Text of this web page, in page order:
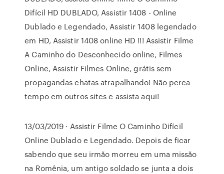
Difícil HD DUBLADO, Assistir 1408 - Online
Dublado e Legendado, Assistir 1408 legendado
em HD, Assistir 1408 online HD !!! Assistir Filme
A Caminho do Desconhecido online, Filmes
Online, Assistir Filmes Online, grátis sem
propagandas chatas atrapalhando! Não perca
tempo em outros sites e assista aqui!
13/03/2019 · Assistir Filme O Caminho Difícil
Online Dublado e Legendado. Depois de ficar
sabendo que seu irmão morreu em uma missão
na Romênia, um antigo soldado se junta a dois